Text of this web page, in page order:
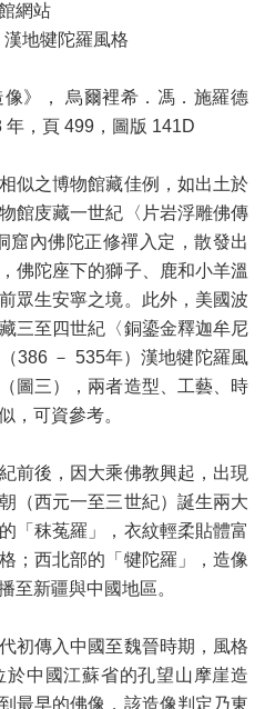
網站
地犍陀羅風格
》， 烏爾裡希．馮．施羅德
，頁 499，圖版 141D
似之博物館藏佳例，如出土於
館庋藏一世紀〈片岩浮雕佛傳
窟內佛陀正修禪入定，散發出
佛陀座下的獅子、鹿和小羊溫
眾生安寧之境。此外，美國波
三至四世紀〈銅鎏金釋迦牟尼
386 － 535年）漢地犍陀羅風
圖三），兩者造型、工藝、時
，可資參考。
前後，因大乘佛教興起，出現
（西元一至三世紀）誕生兩大
「秣菟羅」，衣紋輕柔貼體富
；西北部的「犍陀羅」，造像
至新疆與中國地區。
初傳入中國至魏晉時期，風格
中國江蘇省的孔望山摩崖造
最早的佛像，該造像判定乃東